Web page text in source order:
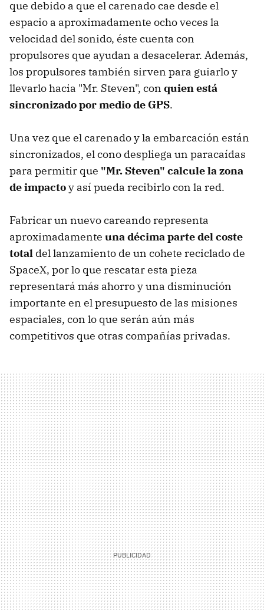
que debido a que el carenado cae desde el
espacio a aproximadamente ocho veces la
velocidad del sonido, éste cuenta con
propulsores que ayudan a desacelerar. Además,
los propulsores también sirven para guiarlo y
llevarlo hacia "Mr. Steven", con quien está
sincronizado por medio de GPS.
Una vez que el carenado y la embarcación están
sincronizados, el cono despliega un paracaídas
para permitir que "Mr. Steven" calcule la zona
de impactoy así pueda recibirlo con la red.
Fabricar un nuevo careando representa
aproximadamente una décima parte del coste
total del lanzamiento de un cohete reciclado de
SpaceX, por lo que rescatar esta pieza
representará más ahorro y una disminución
importante en el presupuesto de las misiones
espaciales, con lo que serán aún más
competitivos que otras compañías privadas.